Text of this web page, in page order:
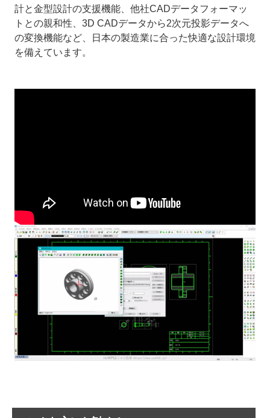
計と金型設計の支援機能、他社CADデータフォーマッ
トとの親和性、3D CADデータから2次元投影データへ
の変換機能など、日本の製造業に合った快適な設計環境
を備えています。